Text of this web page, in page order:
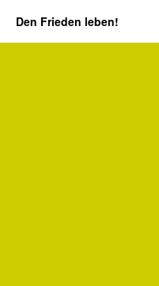
Den Frieden leben!